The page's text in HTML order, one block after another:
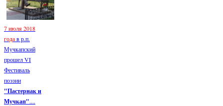
7 июля 2018
годав р.п.
Мучкапский
прошел VI
Фестиваль
поэзии
"Пастернак и
Мучкап"....